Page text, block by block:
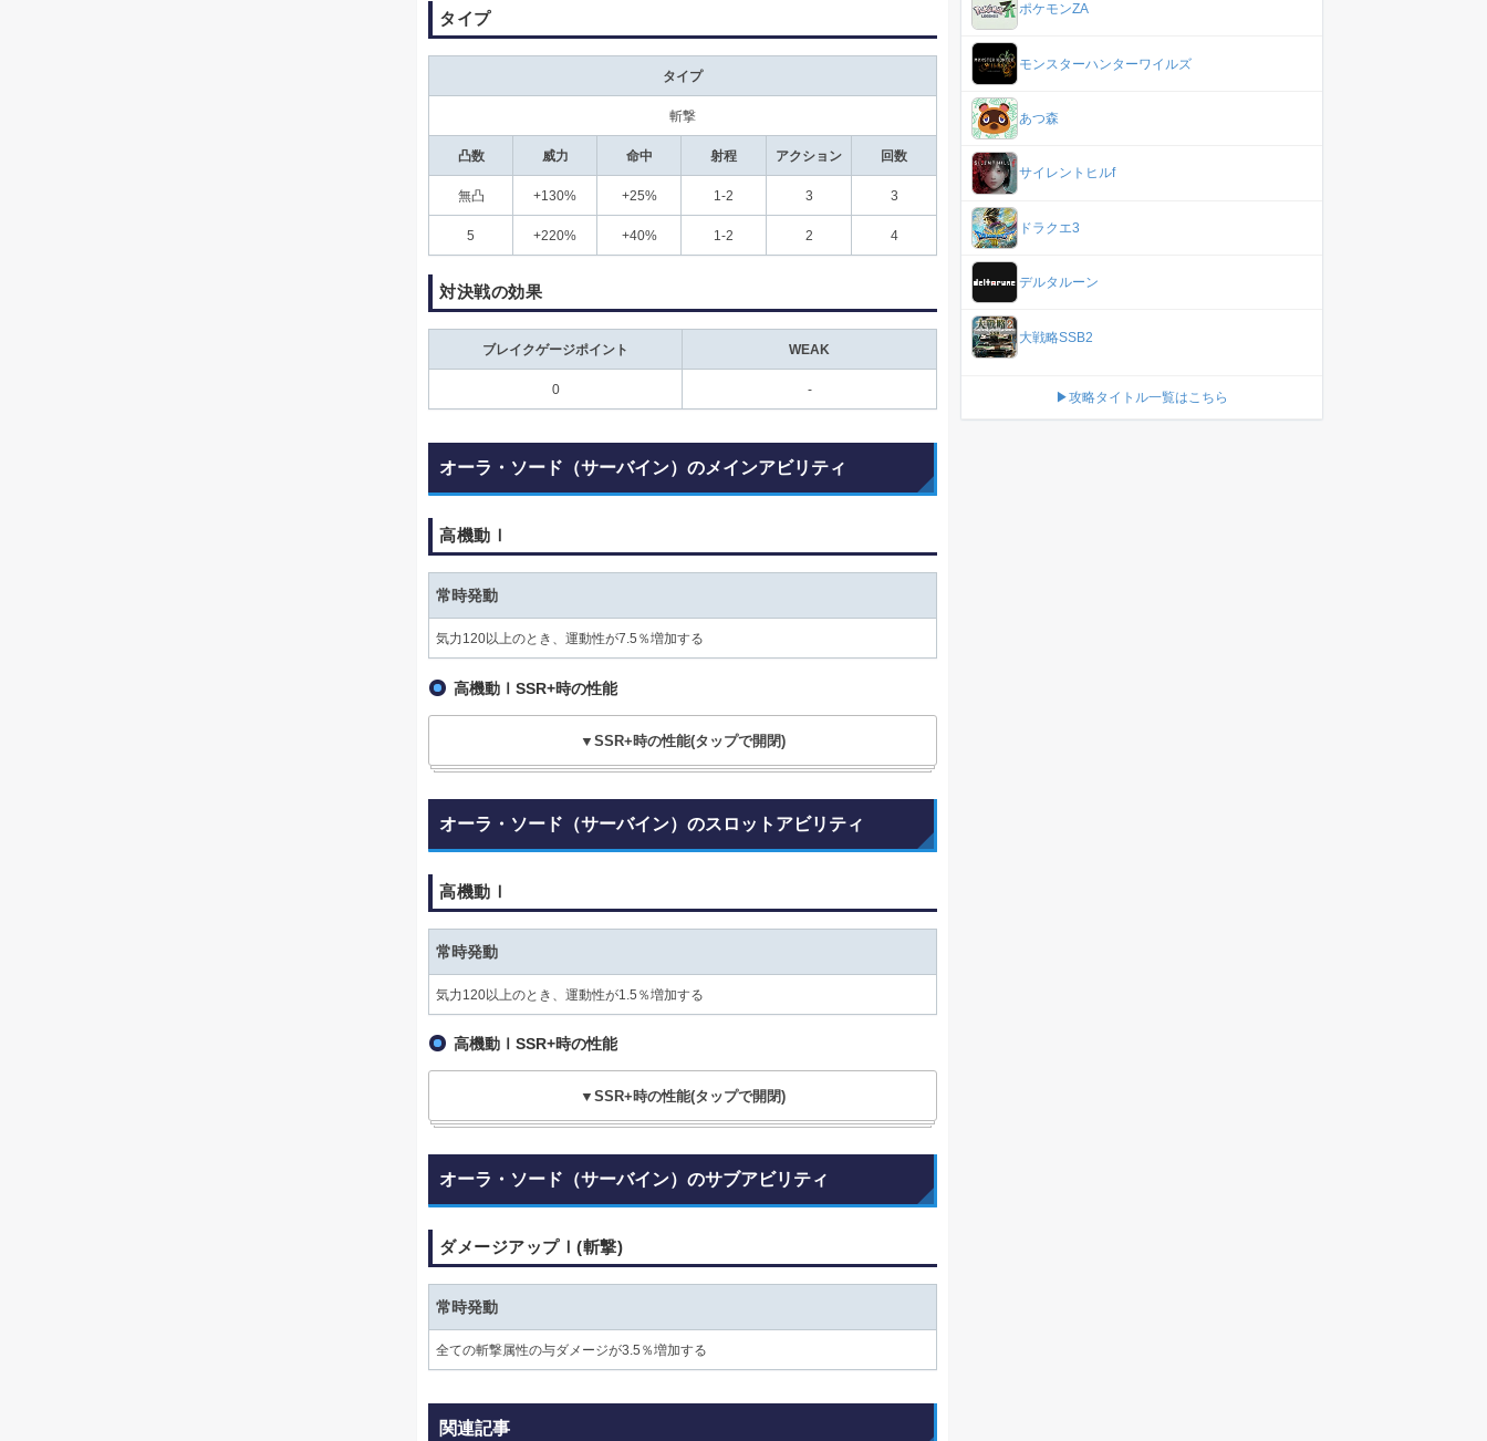
タイプ
タイプ
斬撃
凸数 威力 命中 射程 アクション 回数
無凸 +130% +25% 1-2 3 3
5 +220% +40% 1-2 2 4
対決戦の効果
ブレイクゲージポイント WEAK
0 -
オーラ・ソード（サーバイン）のメインアビリティ
高機動Ⅰ
常時発動
気力120以上のとき、運動性が7.5％増加する
高機動ⅠSSR+時の性能
▼SSR+時の性能(タップで開閉)
オーラ・ソード（サーバイン）のスロットアビリティ
高機動Ⅰ
常時発動
気力120以上のとき、運動性が1.5％増加する
高機動ⅠSSR+時の性能
▼SSR+時の性能(タップで開閉)
オーラ・ソード（サーバイン）のサブアビリティ
ダメージアップⅠ(斬撃)
常時発動
全ての斬撃属性の与ダメージが3.5％増加する
関連記事
ポケモンZA
モンスターハンターワイルズ
あつ森
サイレントヒルf
ドラクエ3
デルタルーン
大戦略SSB2
▶攻略タイトル一覧はこちら